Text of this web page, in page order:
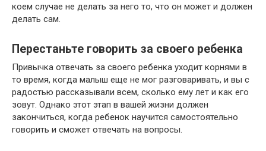
коем случае не делать за него то, что он может и должен
делать сам.
Перестаньте говорить за своего ребенка
Привычка отвечать за своего ребенка уходит корнями в
то время, когда малыш еще не мог разговаривать, и вы с
радостью рассказывали всем, сколько ему лет и как его
зовут. Однако этот этап в вашей жизни должен
закончиться, когда ребенок научится самостоятельно
говорить и сможет отвечать на вопросы.